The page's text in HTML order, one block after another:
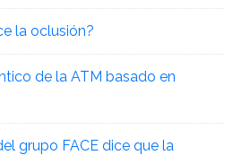
la oclusión?
de la ATM basado en
grupo FACE dice que la